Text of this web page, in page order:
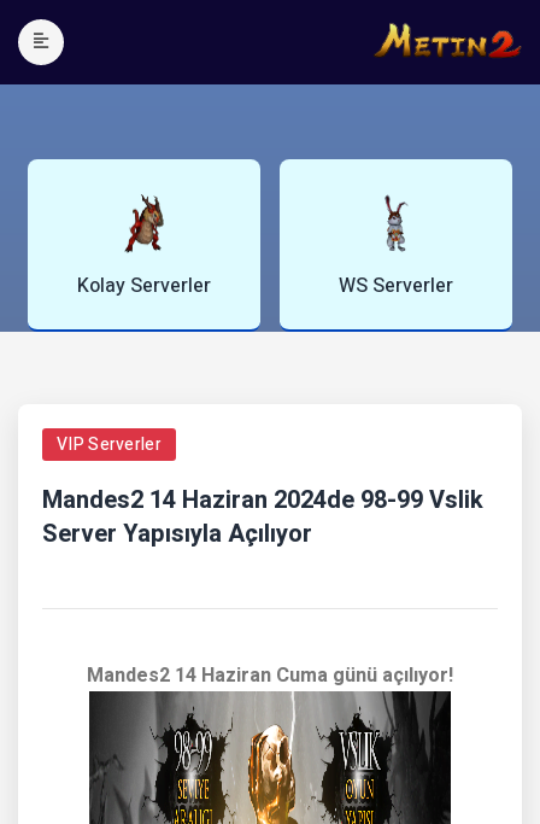
WS Serverler Blog Yazıları
VIP Serverler
Mandes2 14 Haziran 2024de 98-99 Vslik
Server Yapısıyla Açılıyor
Mandes2 14 Haziran Cuma günü açılıyor!